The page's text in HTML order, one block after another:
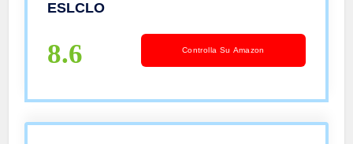
e trovare auto,iOS e Android
ESLCLO
8.6 Controlla Su Amazon